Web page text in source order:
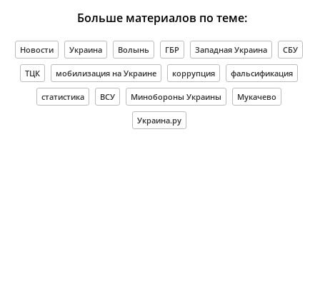
Больше материалов по теме:
Новости Украина Волынь ГБР Западная Украина СБУ
ТЦК мобилизация на Украине коррупция фальсификация
статистика ВСУ Минобороны Украины Мукачево
Украина.ру